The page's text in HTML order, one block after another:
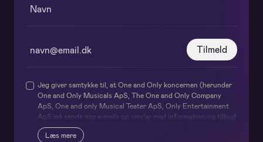
Tilmeld
Jeg giver samtykke til, at One and Only koncernen (herunder
One and Only Musicals ApS, The One and Only Company
ApS, One and only Musical Teater ApS, Only Entertainment
ApS må sende mig e-mails og sms’er med information og tilbud
om deres forestillinger og events samt relaterede services og
produkter – og internt udveksler mit navn og
Læs mere